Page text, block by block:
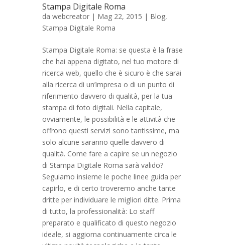
Stampa Digitale Roma
da webcreator | Mag 22, 2015 | Blog,
Stampa Digitale Roma
Stampa Digitale Roma: se questa è la frase
che hai appena digitato, nel tuo motore di
ricerca web, quello che è sicuro è che sarai
alla ricerca di un’impresa o di un punto di
riferimento davvero di qualità, per la tua
stampa di foto digitali. Nella capitale,
ovviamente, le possibilità e le attività che
offrono questi servizi sono tantissime, ma
solo alcune saranno quelle davvero di
qualità. Come fare a capire se un negozio
di Stampa Digitale Roma sarà valido?
Seguiamo insieme le poche linee guida per
capirlo, e di certo troveremo anche tante
dritte per individuare le migliori ditte. Prima
di tutto, la professionalità: Lo staff
preparato e qualificato di questo negozio
ideale, si aggiorna continuamente circa le